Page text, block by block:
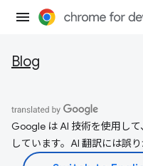
Blog
Google は AI 技術を使用し
しています。AI 翻訳には誤